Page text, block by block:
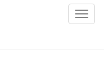
T